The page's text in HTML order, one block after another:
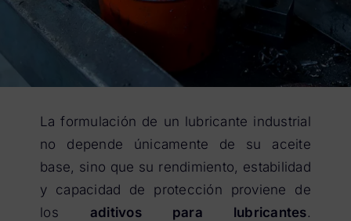
La formulación de un lubricante industrial
no depende únicamente de su aceite
base, sino que su rendimiento, estabilidad
y capacidad de protección proviene de
los aditivos para lubricantes.